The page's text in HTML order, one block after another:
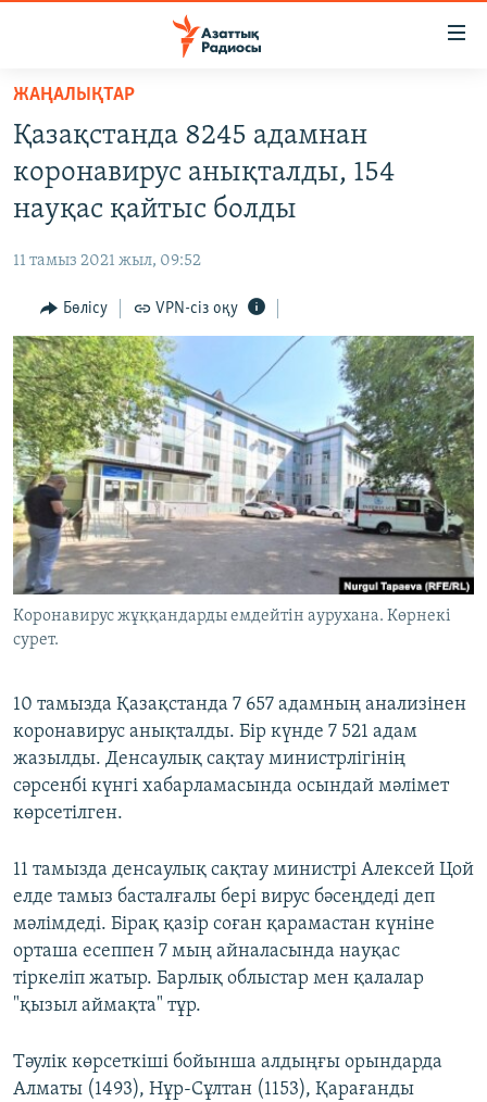
Skip
main
content
to
main
to
Search
САЯСАТ
AZATTYQTV
АДАМ ҚҰҚЫҚТАРЫ
ӘЛЕУМЕТ
ӘЛЕМ
АРНАЙЫ ЖОБАЛАР
Русский
ЖАЗЫЛЫҢЫЗ
Басқа тілдерде
ЖАҢАЛЫҚТАР
Қазақстанда 8245 адамнан
коронавирус анықталды, 154
науқас қайтыс болды
11 тамыз 2021 жыл, 09:52
Бөлісу VPN-сіз оқу
Коронавирус жұққандарды емдейтін аурухана. Көрнекі
сурет.
10 тамызда Қазақстанда 7 657 адамның анализінен
коронавирус анықталды. Бір күнде 7 521 адам
жазылды. Денсаулық сақтау министрлігінің
сәрсенбі күнгі хабарламасында осындай мәлімет
көрсетілген.
11 тамызда денсаулық сақтау министрі Алексей Цой
елде тамыз басталғалы бері вирус бәсеңдеді деп
мәлімдеді. Бірақ қазір соған қарамастан күніне
орташа есеппен 7 мың айналасында науқас
тіркеліп жатыр. Барлық облыстар мен қалалар
"қызыл аймақта" тұр.
Тәулік көрсеткіші бойынша алдыңғы орындарда
Алматы (1493), Нұр-Сұлтан (1153), Қарағанды